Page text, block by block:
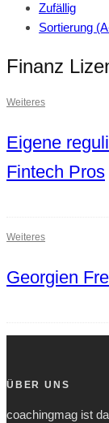
Zufällig
Sortierung
Finanz
Weiteres
Eigene
Fintech Pros
Weiteres
Georgien
ÜBER UNS
coachingmag ist